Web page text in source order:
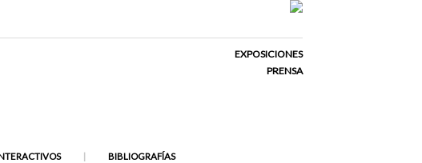
EXPOSICIONES
PRENSA
BIBLIOGRAFÍAS